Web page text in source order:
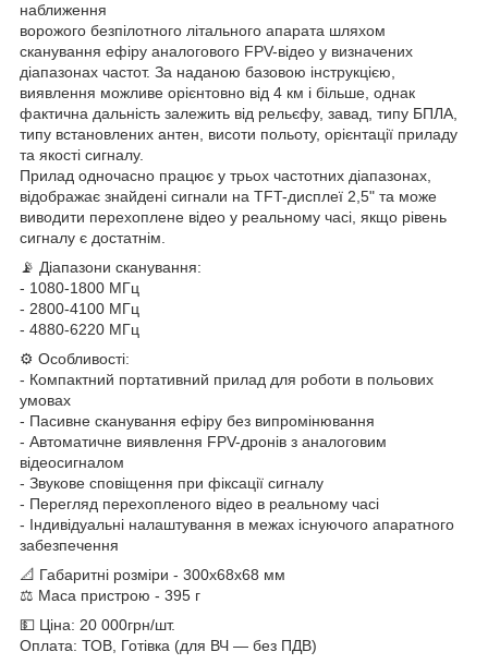
наближення
ворожого безпілотного літального апарата шляхом
сканування ефіру аналогового FPV-відео у визначених
діапазонах частот. За наданою базовою інструкцією,
виявлення можливе орієнтовно від 4 км і більше, однак
фактична дальність залежить від рельєфу, завад, типу БПЛА,
типу встановлених антен, висоти польоту, орієнтації приладу
та якості сигналу.
Прилад одночасно працює у трьох частотних діапазонах,
відображає знайдені сигнали на TFT-дисплеї 2,5" та може
виводити перехоплене відео у реальному часі, якщо рівень
сигналу є достатнім.
📡 Діапазони сканування:
- 1080-1800 МГц
- 2800-4100 МГц
- 4880-6220 МГц
⚙️ Особливості:
- Компактний портативний прилад для роботи в польових
умовах
- Пасивне сканування ефіру без випромінювання
- Автоматичне виявлення FPV-дронів з аналоговим
відеосигналом
- Звукове сповіщення при фіксації сигналу
- Перегляд перехопленого відео в реальному часі
- Індивідуальні налаштування в межах існуючого апаратного
забезпечення
📐 Габаритні розміри - 300х68х68 мм
⚖️ Маса пристрою - 395 г
💵 Ціна: 20 000грн/шт.
Оплата: ТОВ, Готівка (для ВЧ — без ПДВ)